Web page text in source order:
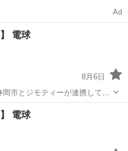
Ad
電球
8月6日
に、まだ使えるものをリユー
ース
電球